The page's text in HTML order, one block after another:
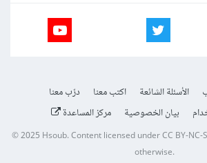
الأسئلة الشائعة اكتب معنا
درّب معنا
بيان الخصوصية مركز المساعدة
© 2025Hsoub.Content licensed underCC BY-NC-
otherwise.